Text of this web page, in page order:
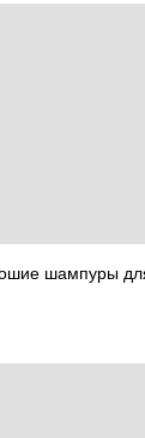
шампуры